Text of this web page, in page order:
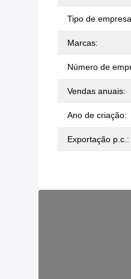
Tipo de
Marcas:
Número de
Vendas anuais:
Ano de criação:
Exportação p.c.: